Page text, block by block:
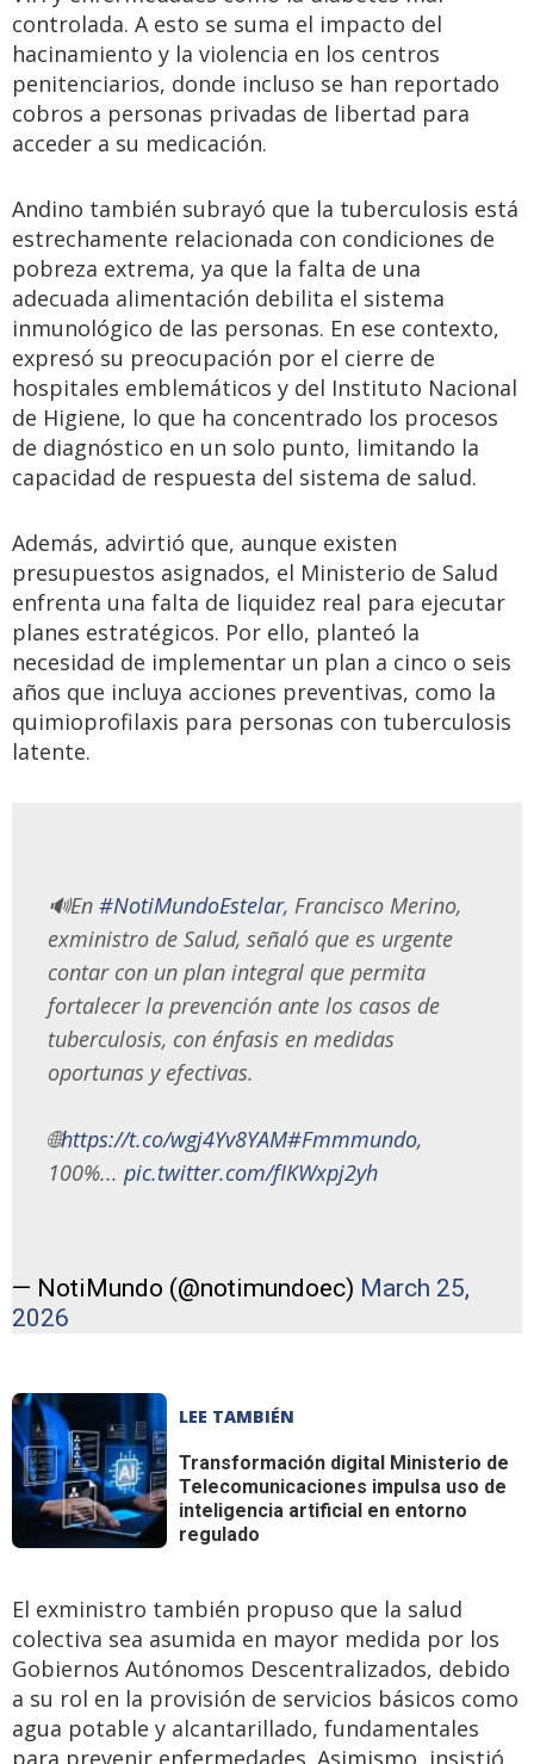
controlada. A esto se suma el impacto del
hacinamiento y la violencia en los centros
penitenciarios, donde incluso se han reportado
cobros a personas privadas de libertad para
acceder a su medicación.
Andino también subrayó que la tuberculosis está
estrechamente relacionada con condiciones de
pobreza extrema, ya que la falta de una
adecuada alimentación debilita el sistema
inmunológico de las personas. En ese contexto,
expresó su preocupación por el cierre de
hospitales emblemáticos y del Instituto Nacional
de Higiene, lo que ha concentrado los procesos
de diagnóstico en un solo punto, limitando la
capacidad de respuesta del sistema de salud.
Además, advirtió que, aunque existen
presupuestos asignados, el Ministerio de Salud
enfrenta una falta de liquidez real para ejecutar
planes estratégicos. Por ello, planteó la
necesidad de implementar un plan a cinco o seis
años que incluya acciones preventivas, como la
quimioprofilaxis para personas con tuberculosis
latente.
🔊En #NotiMundoEstelar, Francisco Merino,
exministro de Salud, señaló que es urgente
contar con un plan integral que permita
fortalecer la prevención ante los casos de
tuberculosis, con énfasis en medidas
oportunas y efectivas.
🌐https://t.co/wgj4Yv8YAM#Fmmmundo,
100%... pic.twitter.com/fIKWxpj2yh
— NotiMundo (@notimundoec) March 25,
2026
LEE TAMBIÉN
Transformación digital Ministerio de
Telecomunicaciones impulsa uso de
inteligencia artificial en entorno
regulado
El exministro también propuso que la salud
colectiva sea asumida en mayor medida por los
Gobiernos Autónomos Descentralizados, debido
a su rol en la provisión de servicios básicos como
agua potable y alcantarillado, fundamentales
para prevenir enfermedades. Asimismo, insistió